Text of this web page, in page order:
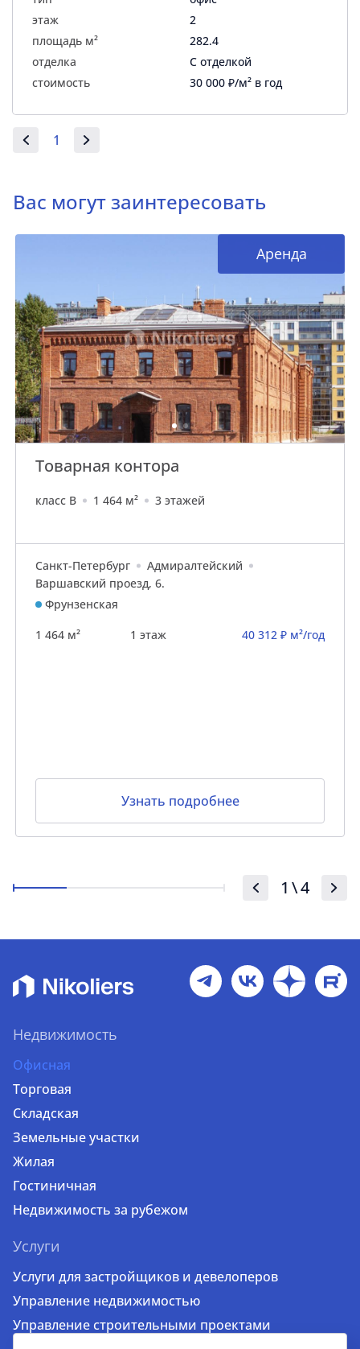
этаж
2
площадь м²
282.4
отделка
С отделкой
стоимость
30 000 ₽/м² в год
1
Вас могут заинтересовать
Аренда
Товарная контора
класс B 1 464 м² 3 этажей
Санкт-Петербург
Адмиралтейский
Варшавский проезд, 6.
Фрунзенская
1 464 м²
1 этаж 40 312 ₽ м²/год
Узнать подробнее
1 \4
Недвижимость
Офисная
Торговая
Складская
Земельные участки
Жилая
Гостиничная
Недвижимость за рубежом
Услуги
Услуги для застройщиков и девелоперов
Управление недвижимостью
Управление строительными проектами